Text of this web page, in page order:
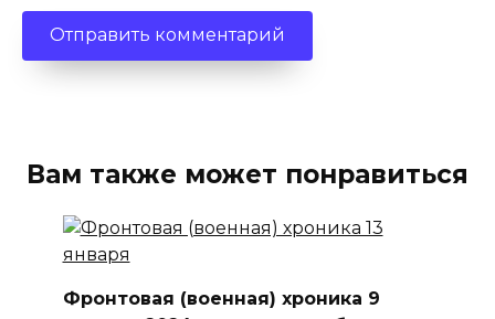
Вам также может понравиться
Фронтовая (военная) хроника 9